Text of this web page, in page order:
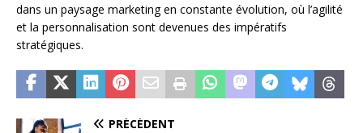
dans un paysage marketing en constante évolution, où l’agilité
et la personnalisation sont devenues des impératifs
stratégiques.
PRÉCÉDENT